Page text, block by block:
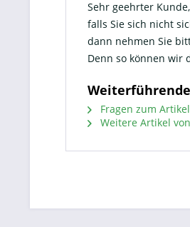
Sehr geehrter Kunde,
falls Sie sich nicht
dann nehmen Sie
Denn so können wir
Weiterführende
Fragen zum
Weitere Artikel von